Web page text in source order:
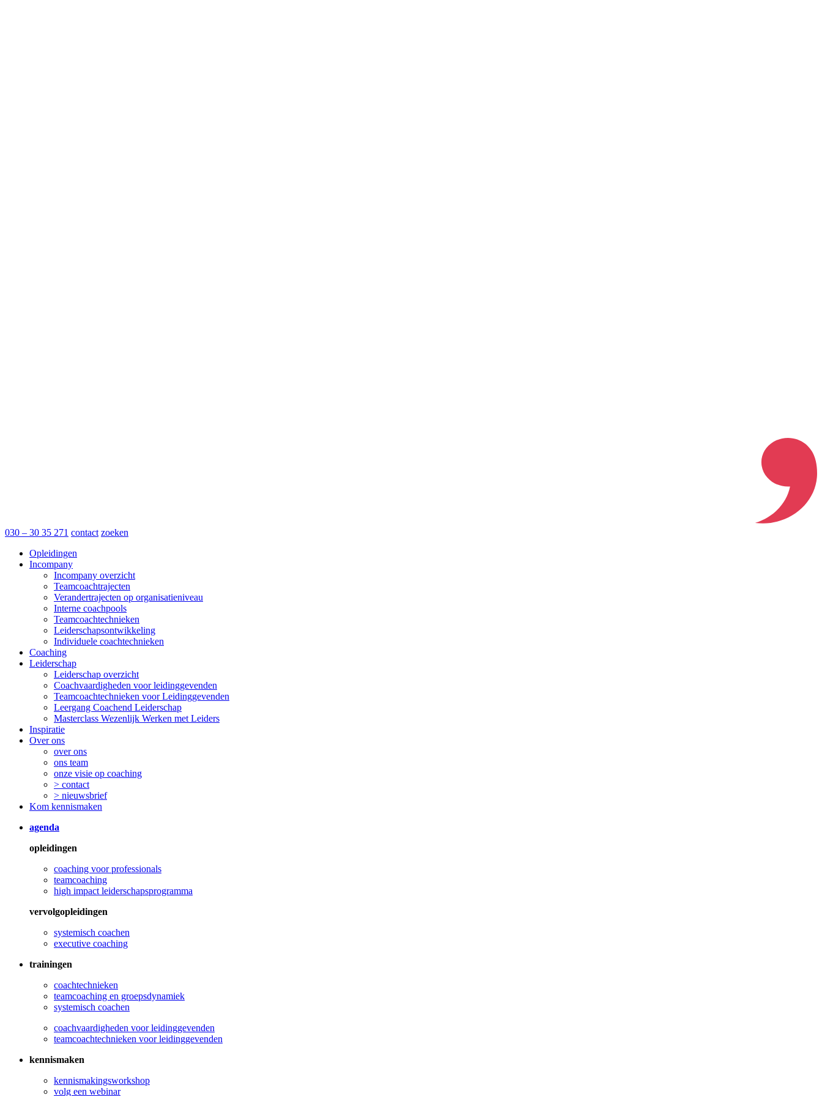
030 – 30 35 271 contact zoeken
Opleidingen
Incompany
Incompany overzicht
Teamcoachtrajecten
Verandertrajecten op organisatieniveau
Interne coachpools
Teamcoachtechnieken
Leiderschapsontwikkeling
Individuele coachtechnieken
Coaching
Leiderschap
Leiderschap overzicht
Coachvaardigheden voor leidinggevenden
Teamcoachtechnieken voor Leidinggevenden
Leergang Coachend Leiderschap
Masterclass Wezenlijk Werken met Leiders
Inspiratie
Over ons
over ons
ons team
onze visie op coaching
> contact
> nieuwsbrief
Kom kennismaken
agenda
opleidingen
coaching voor professionals
teamcoaching
high impact leiderschapsprogramma
vervolgopleidingen
systemisch coachen
executive coaching
trainingen
coachtechnieken
teamcoaching en groepsdynamiek
systemisch coachen
coachvaardigheden voor leidinggevenden
teamcoachtechnieken voor leidinggevenden
kennismaken
kennismakingsworkshop
volg een webinar